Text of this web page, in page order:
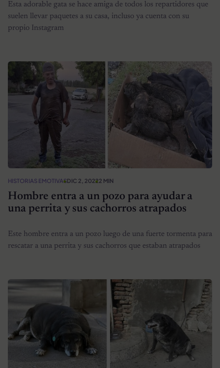
Esta adorable gata se hace amiga de todos los repartidores que
suelen llevar paquetes a su casa, incluso ya cuenta con su
propio Instagram
HISTORIAS EMOTIVASDIC 2, 20222 MIN
Hombre entra a un pozo para ayudar a
una perrita y sus cachorros atrapados
Este hombre entra a un pozo luego de una fuerte tormenta para
rescatar a una perrita y sus cachorros que estaban atrapados